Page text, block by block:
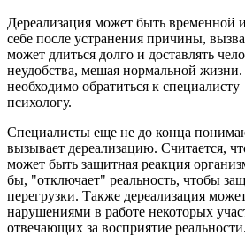
Дереализация может быть временной
себе после устранения причины,
может длиться долго и доставлять
неудобства, мешая нормальной жизни.
необходимо обратиться к
психологу.
Специалисты еще не до конца
вызывает дереализацию. Считается,
может быть защитная реакция
бы, "отключает" реальность, чтобы
перегрузки. Также дереализация
нарушениями в работе некоторых
отвечающих за восприятие реальности.